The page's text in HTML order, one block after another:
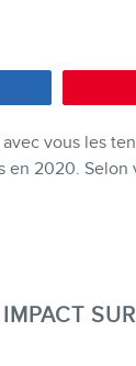
vous les
en 2020. Selon